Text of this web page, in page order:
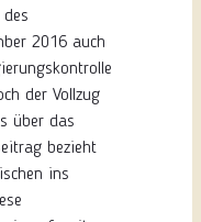
2016 auch
der Vollzug
über das
bezieht
ins